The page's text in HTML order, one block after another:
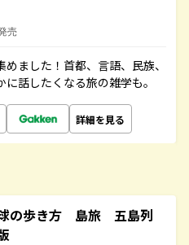
売
ました！首都、言語、民族、
話したくなる旅の雑学も。
詳細を見る
の歩き方 島旅 五島列